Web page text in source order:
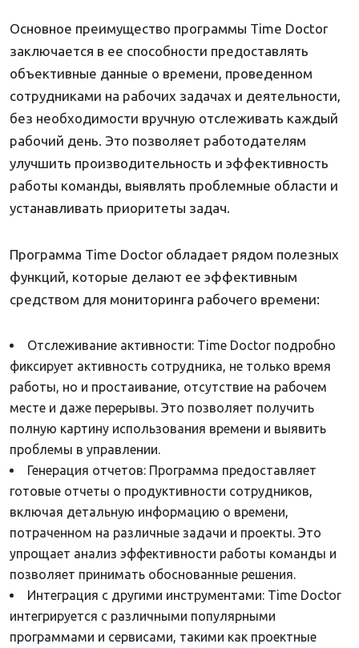
Основное преимущество программы Time Doctor
заключается в ее способности предоставлять
объективные данные о времени, проведенном
сотрудниками на рабочих задачах и деятельности,
без необходимости вручную отслеживать каждый
рабочий день. Это позволяет работодателям
улучшить производительность и эффективность
работы команды, выявлять проблемные области и
устанавливать приоритеты задач.
Программа Time Doctor обладает рядом полезных
функций, которые делают ее эффективным
средством для мониторинга рабочего времени:
Отслеживание активности: Time Doctor подробно
фиксирует активность сотрудника, не только время
работы, но и простаивание, отсутствие на рабочем
месте и даже перерывы. Это позволяет получить
полную картину использования времени и выявить
проблемы в управлении.
Генерация отчетов: Программа предоставляет
готовые отчеты о продуктивности сотрудников,
включая детальную информацию о времени,
потраченном на различные задачи и проекты. Это
упрощает анализ эффективности работы команды и
позволяет принимать обоснованные решения.
Интеграция с другими инструментами: Time Doctor
интегрируется с различными популярными
программами и сервисами, такими как проектные